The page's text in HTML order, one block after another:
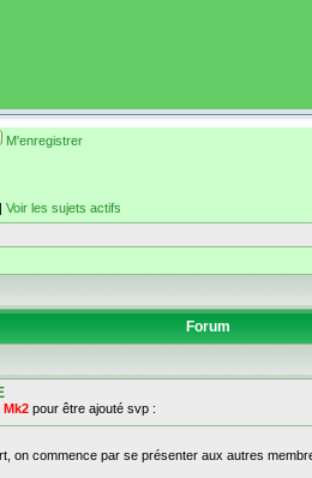
M'enregistrer
| Voir les sujets actifs
Forum
Mk2 pour être ajouté svp :
on commence par se présenter aux autres